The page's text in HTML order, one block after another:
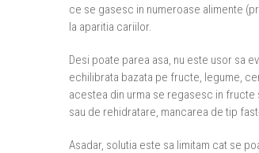
ce se gasesc in numeroase alimente
la aparitia cariilor.
Desi poate parea asa, nu este usor sa
echilibrata bazata pe fructe, legume,
acestea din urma se regasesc in fructe
sau de rehidratare, mancarea de tip
Asadar, solutia este sa limitam cat se